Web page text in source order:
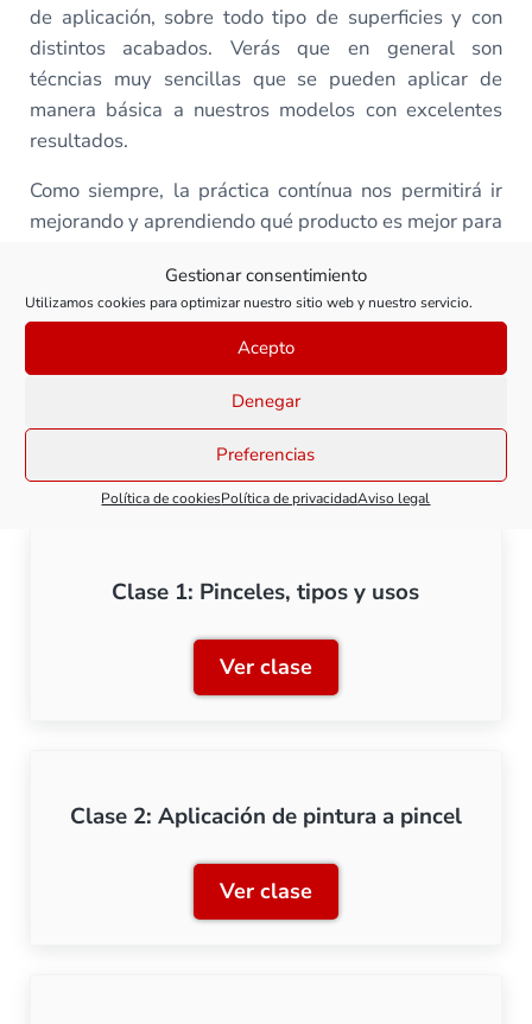
Gestionar consentimiento
Utilizamos cookies para optimizar nuestro sitio web y nuestro servicio.
Acepto
Denegar
Preferencias
Política de cookiesPolítica de privacidadAviso legal
de aplicación, sobre todo tipo de superficies y con
distintos acabados. Verás que en general son
técncias muy sencillas que se pueden aplicar de
manera básica a nuestros modelos con excelentes
resultados.
Como siempre, la práctica contínua nos permitirá ir
mejorando y aprendiendo qué producto es mejor para
complicarse muchísimo, pero con unas primeras
pautas podremos comenzar a ver grandes progresos
Así es que, ¡prepara el pincel y dale al
Todas las clases de este curso
Clase 1: Pinceles, tipos y usos
Ver claseClase 1: Pinceles, tipos y
Clase 2: Aplicación de pintura a pincel
Ver claseClase 2: Aplicación de